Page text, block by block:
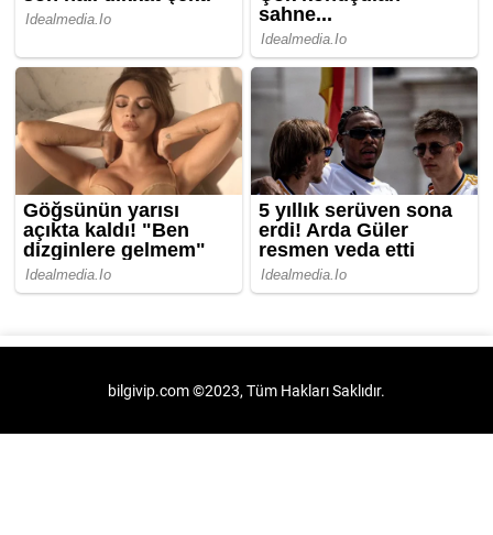
bilgivip.com ©2023, Tüm Hakları Saklıdır.